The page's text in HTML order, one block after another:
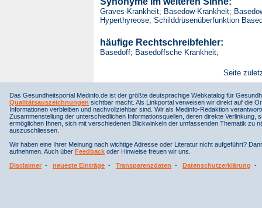
Graves-Krankheit; Basedow-Krankheit;
Hyperthyreose; Schilddrüsenüberfunktion
häufige Rechtschreibfehler:
Basedoff; Basedoffsche Krankheit;
Seite
Das Gesundheitsportal Medinfo.de ist der größte deutsprachige Webkatalog für
Qualitätsauszeichnungen sichtbar macht. Als Linkportal verweisen wir direkt auf die
Informationen verbleiben und nachvollziehbar sind. Wir als Medinfo-Redaktion
Zusammenstellung der unterschiedlichen Informationsquellen, deren direkte
ermöglichen Ihnen, sich mit verschiedenen Blickwinkeln der umfassenden Thematik
auszuschliessen.
Wir haben eine Ihrer Meinung nach wichtige Adresse oder Literatur nicht aufgeführt?
aufnehmen. Auch über Feedback oder Hinweise freuen wir uns.
Disclaimer - neueste Einträge - Transparenzdaten - Datenschutzerklärung -